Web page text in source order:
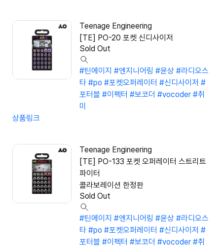
Teenage Engineering
[TE] PO-20 포켓 신디사이저
Sold Out
#틴에이지 #엔지니어링 #윤상 #라디오스
타 #po #포켓오퍼레이터 #신디사이저 #
포터블 #이펙터 #보코더 #vocoder #취
미
상품링크
Teenage Engineering
[TE] PO-133 포켓 오퍼레이터 스트리트
파이터
콜라보레이션 한정판
Sold Out
#틴에이지 #엔지니어링 #윤상 #라디오스
타 #po #포켓오퍼레이터 #신디사이저 #
포터블 #이펙터 #보코더 #vocoder #취